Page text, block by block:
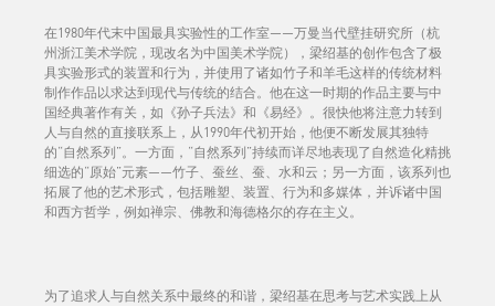
在1980年代末中国最具实验性的工作室——万曼当代壁挂研究所（杭
州浙江美术学院，现改名为中国美术学院），梁绍基的创作包含了极
具实验形式的装置和行为，并使用了诸如竹子和羊毛这样的传统材料
制作作品以求达到现代与传统的结合。他在这一时期的作品主要与中
国经典著作有关，如《孙子兵法》和《易经》。很快他将注意力转到
人与自然的直接联系上，从1990年代初开始，他便不断发展其独特
的“自然系列”。一方面，“自然系列”持续而详尽地表现了自然造化精挑
细选的“原始”元素——竹子、蚕丝、蚕、水和云；另一方面，该系列也
拓展了他的艺术形式，包括雕塑、装置、行为和多媒体，并诉诸中国
和西方哲学，例如禅宗、佛教和海德格尔的存在主义。
为了追求人与自然关系中最终的和谐，梁绍基在思考与艺术实践上从